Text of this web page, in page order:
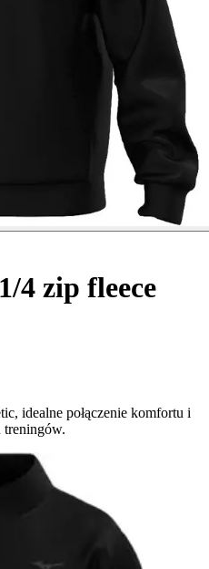
1/4 zip fleece
idealne połączenie komfortu i
treningów.